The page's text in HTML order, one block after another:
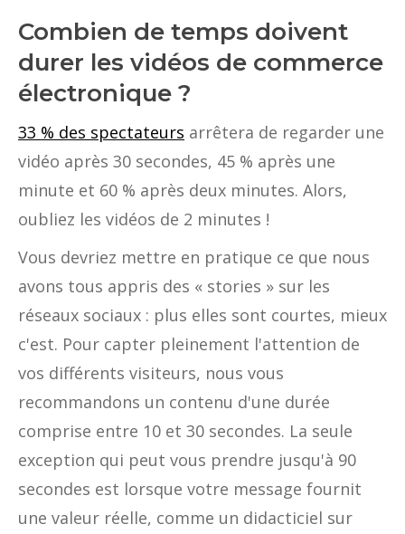
Combien de temps doivent
durer les vidéos de commerce
électronique ?
33 % des spectateurs arrêtera de regarder une
vidéo après 30 secondes, 45 % après une
minute et 60 % après deux minutes. Alors,
oubliez les vidéos de 2 minutes !
Vous devriez mettre en pratique ce que nous
avons tous appris des « stories » sur les
réseaux sociaux : plus elles sont courtes, mieux
c'est. Pour capter pleinement l'attention de
vos différents visiteurs, nous vous
recommandons un contenu d'une durée
comprise entre 10 et 30 secondes. La seule
exception qui peut vous prendre jusqu'à 90
secondes est lorsque votre message fournit
une valeur réelle, comme un didacticiel sur